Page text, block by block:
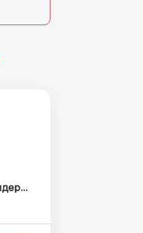
Германия (Падерборн)